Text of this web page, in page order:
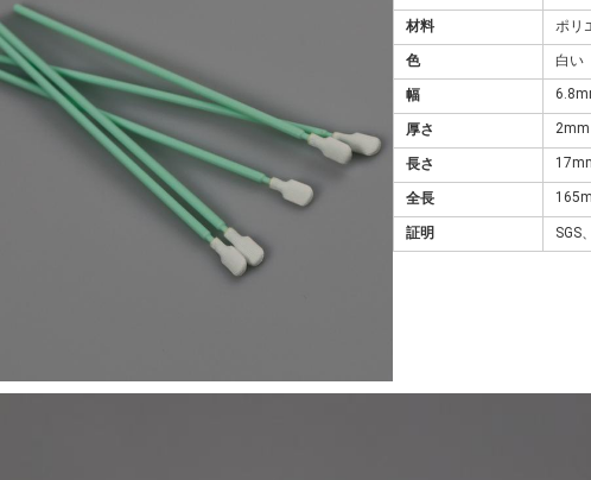
材料 ポリ
色 白い
幅
厚さ 2mm
長さ
全長
証明 SGS